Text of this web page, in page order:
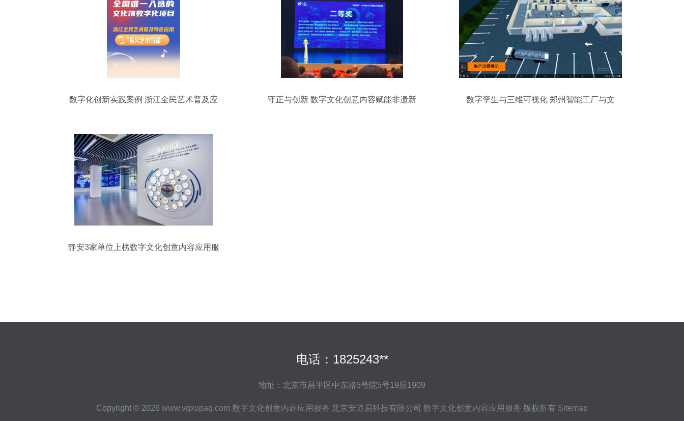
数字化创新实践案例 浙江全民艺术普及应
守正与创新 数字文化创意内容赋能非遗新
数字孪生与三维可视化 郑州智能工厂与文
静安3家单位上榜数字文化创意内容应用服
电话：1825243**
地址：北京市昌平区中东路5号院5号19层1909
Copyright © 2026 www.vqxupaq.com 数字文化创意内容应用服务 北京安道易科技有限公司 数字文化创意内容应用服务 版权所有 Sitemap